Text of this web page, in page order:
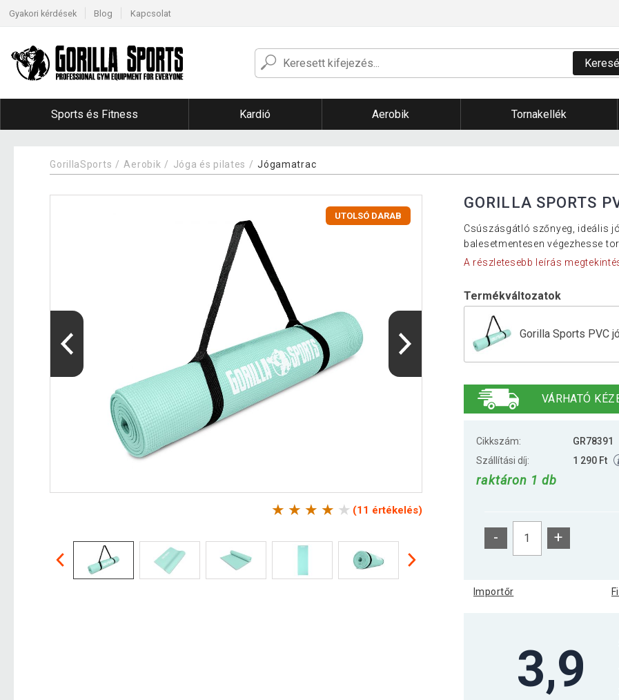
Gyakori kérdések Blog Kapcsolat
Sports és Fitness Kardió Aerobik Tornakellék
GorillaSports Aerobik Jóga és pilates Jógamatrac
UTOLSÓ DARAB
(11 értékelés)
GORILLA SPORTS
Csúszásgátló szőnyeg, ideális
balesetmentesen végezhesse
A részletesebb leírás
Termékváltozatok
Gorilla Sports PVC
VÁRHATÓ
Cikkszám:
GR78391
Szállítási díj:
1 290 Ft
raktáron 1 db
- +
Importőr
3,9